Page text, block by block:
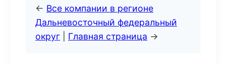
← Все компании в регионе
Дальневосточный федеральный
округ
Главная страница →